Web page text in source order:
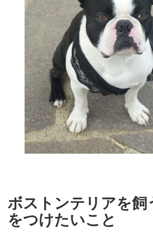
ボストンテリアを飼
をつけたいこと